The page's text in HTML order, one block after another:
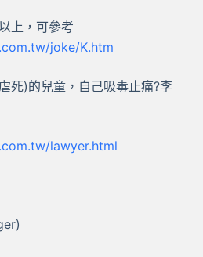
上，可參考
joke/K.htm
)的兒童，自己吸毒止痛?李
lawyer.html